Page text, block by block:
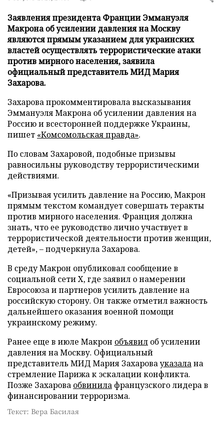
Заявления президента Франции Эммануэля
Макрона об усилении давления на Москву
являются прямым указанием для украинских
властей осуществлять террористические атаки
против мирного населения, заявила
официальный представитель МИД Мария
Захарова.
Захарова прокомментировала высказывания
Эммануэля Макрона об усилении давления на
Россию и всесторонней поддержке Украины,
пишет «Комсомольская правда».
По словам Захаровой, подобные призывы
равносильны руководству террористическими
действиями.
«Призывая усилить давление на Россию, Макрон
прямым текстом командует совершать теракты
против мирного населения. Франция должна
знать, что ее руководство лично участвует в
террористической деятельности против женщин,
детей», – подчеркнула Захарова.
В среду Макрон опубликовал сообщение в
социальной сети X, где заявил о намерении
Евросоюза и партнеров усилить давление на
российскую сторону. Он также отметил важность
дальнейшего оказания военной помощи
украинскому режиму.
Ранее еще в июле Макрон объявил об усилении
давления на Москву. Официальный
представитель МИД Мария Захаровауказалана
стремление Парижа к эскалации конфликта.
Позже Захарова обвинила французского лидера в
финансировании терроризма.
Текст: Вера Басилая